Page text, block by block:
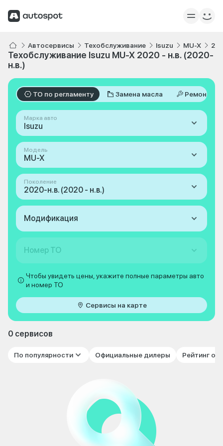
Автосервисы Техобслуживание Isuzu MU-X
Техобслуживание Isuzu MU-X 2020 - н.в. (2020-
н.в.)
ТО по регламенту Замена масла Ремонт
Марка авто
Isuzu
Модель
MU-X
Поколение
2020-н.в. (2020 - н.в.)
Модификация
Номер ТО
Чтобы увидеть цены, укажите полные параметры авто
и номер ТО
Сервисы на карте
0 сервисов
По популярности Официальные дилеры Рейтинг